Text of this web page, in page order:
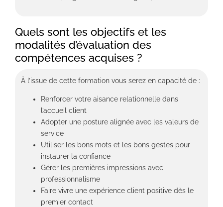
Quels sont les objectifs et les
modalités d’évaluation des
compétences acquises ?
À l’issue de cette formation vous serez en capacité de :
Renforcer votre aisance relationnelle dans
l’accueil client
Adopter une posture alignée avec les valeurs de
service
Utiliser les bons mots et les bons gestes pour
instaurer la confiance
Gérer les premières impressions avec
professionnalisme
Faire vivre une expérience client positive dès le
premier contact